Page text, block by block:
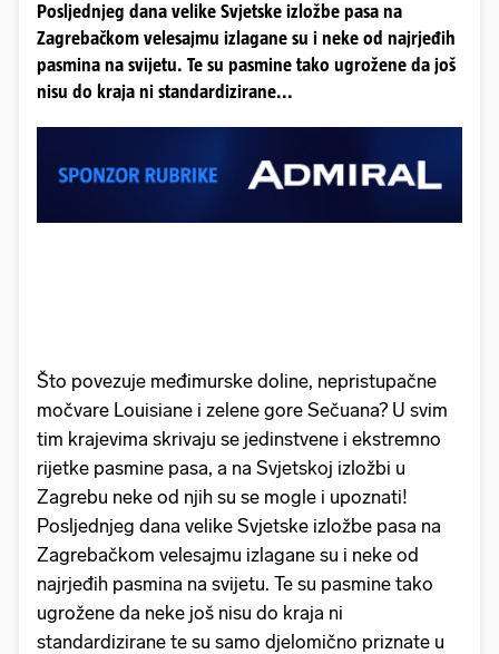
Posljednjeg dana velike Svjetske izložbe pasa na
Zagrebačkom velesajmu izlagane su i neke od najrjeđih
pasmina na svijetu. Te su pasmine tako ugrožene da još
nisu do kraja ni standardizirane...
Što povezuje međimurske doline, nepristupačne
močvare Louisiane i zelene gore Sečuana? U svim
tim krajevima skrivaju se jedinstvene i ekstremno
rijetke pasmine pasa, a na Svjetskoj izložbi u
Zagrebu neke od njih su se mogle i upoznati!
Posljednjeg dana velike Svjetske izložbe pasa na
Zagrebačkom velesajmu izlagane su i neke od
najrjeđih pasmina na svijetu. Te su pasmine tako
ugrožene da neke još nisu do kraja ni
standardizirane te su samo djelomično priznate u